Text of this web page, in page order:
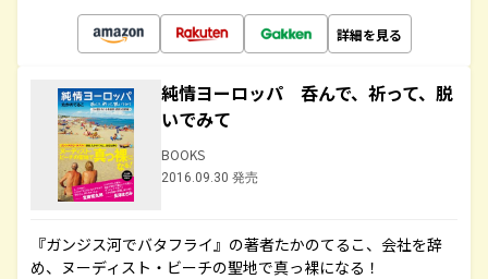
詳細を見る
純情ヨーロッパ 呑んで、祈って、脱
いでみて
BOOKS
2016.09.30 発売
『ガンジス河でバタフライ』の著者たかのてるこ、会社を辞
め、ヌーディスト・ビーチの聖地で真っ裸になる！